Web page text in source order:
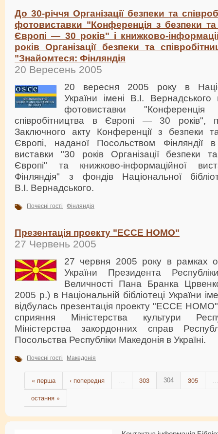
До 30-річчя Організації безпеки та
фотовиставки "Конференція з безпеки та
Європі — 30 років" і книжково-
років Організації безпеки та
"Знайомтеся: Фінляндія
20 Вересень 2005
20 вересня 2005 року в
України імені В.І. Вернадського
фотовиставки
співробітництва в Європі — 30 років",
Заключного акту Конференції з безпеки
Європі, наданої Посольством Фінляндії в
виставки "30 років Організації безпеки
Європі" та книжково-інформаційної
Фінляндія" з фондів Національної
В.І. Вернадського.
Почесні гості Фінляндія
Презентація проекту "ECCE HOMO"
27 Червень 2005
27 червня 2005 року в рамках
України Президента
Величності Пана Бранка
2005 р.) в Національній бібліотеці України
відбулась презентація проекту "ECCE
сприяння Міністерства культури
Міністерства закордонних справ
Посольства Республіки Македонія в Україні.
Почесні гості Македонія
« перша ‹ попередня 303 304 305
остання »